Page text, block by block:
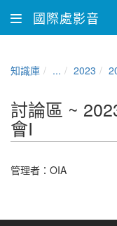
國際處影音
知識庫 ... 2023
討論區 ~
會I
管理者： OIA